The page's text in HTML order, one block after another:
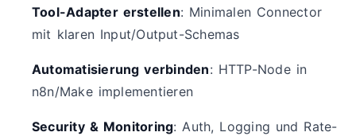
Tool-Adapter erstellen: Minimalen Connector
mit klaren Input/Output-Schemas
Automatisierung verbinden: HTTP-Node in
n8n/Make implementieren
Security & Monitoring: Auth, Logging und Rate-